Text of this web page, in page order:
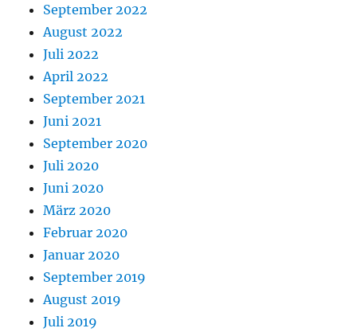
September 2022
August 2022
Juli 2022
April 2022
September 2021
Juni 2021
September 2020
Juli 2020
Juni 2020
März 2020
Februar 2020
Januar 2020
September 2019
August 2019
Juli 2019